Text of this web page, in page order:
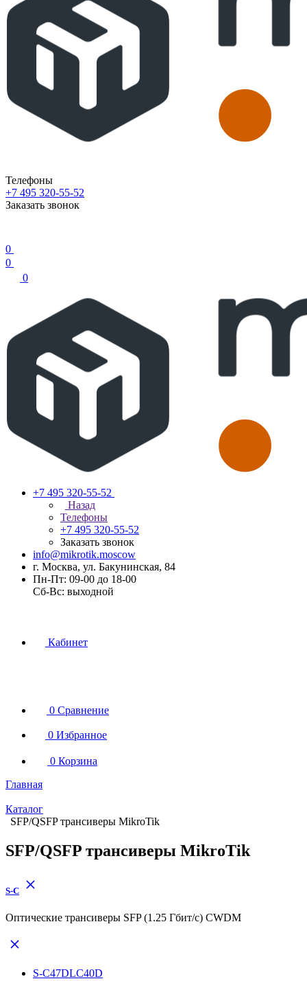
Телефоны
+7 495 320-55-52
Заказать звонок
0
0
0
+7 495 320-55-52
Назад
Телефоны
+7 495 320-55-52
Заказать звонок
info@mikrotik.moscow
г. Москва, ул. Бакунинская, 84
Пн-Пт: 09-00 до 18-00
Сб-Вс: выходной
Кабинет
0 Сравнение
0 Избранное
0 Корзина
Главная
Каталог
SFP/QSFP трансиверы MikroTik
SFP/QSFP трансиверы MikroTik
S-C
Оптические трансиверы SFP (1.25 Гбит/с) CWDM
S-C47DLC40D